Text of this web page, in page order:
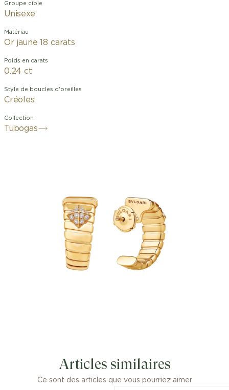
Groupe cible
Unisexe
Matériau
Or jaune 18 carats
Poids en carats
0.24 ct
Style de boucles d'oreilles
Créoles
Collection
Tubogas
Bvlgari et de la capacité à faire d’un
métal précieux une matière vivante.
Nées de l'alliance unique entre un
design industriel d'avant-garde et une
maîtrise artisanale supérieure, les
boucles d’oreilles créoles Bvlgari
Articles similaires
Ce sont des articles que vous pourriez aimer